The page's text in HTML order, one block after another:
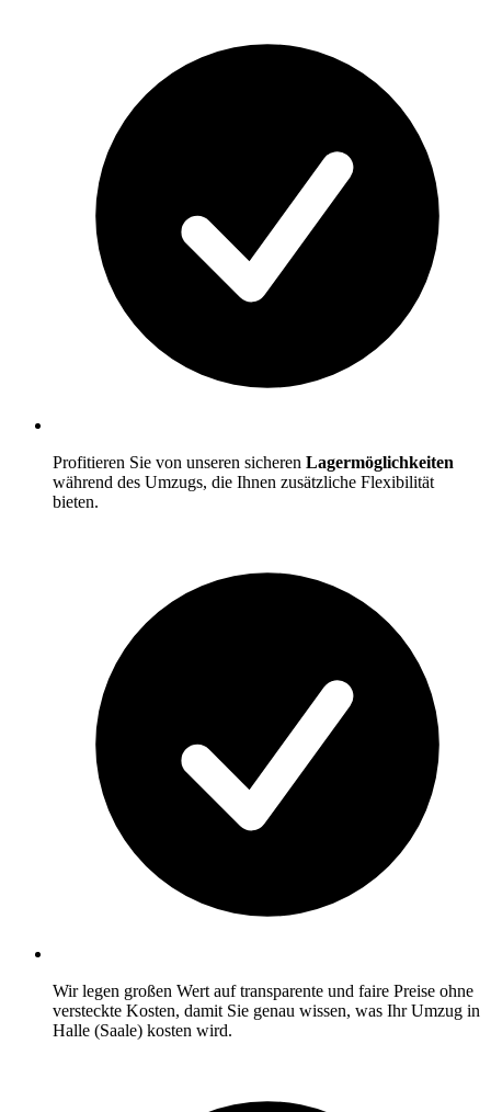
Profitieren Sie von unseren sicheren Lagermöglichkeiten
während des Umzugs, die Ihnen zusätzliche Flexibilität
bieten.
Wir legen großen Wert auf transparente und faire Preise ohne
versteckte Kosten, damit Sie genau wissen, was Ihr Umzug in
Halle (Saale) kosten wird.